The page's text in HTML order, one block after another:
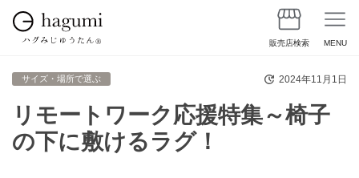
販売店検索 MENU
リモートワーク応援特集～椅子
の下に敷けるラグ！
サイズ・場所で選ぶ 2024年11月1日